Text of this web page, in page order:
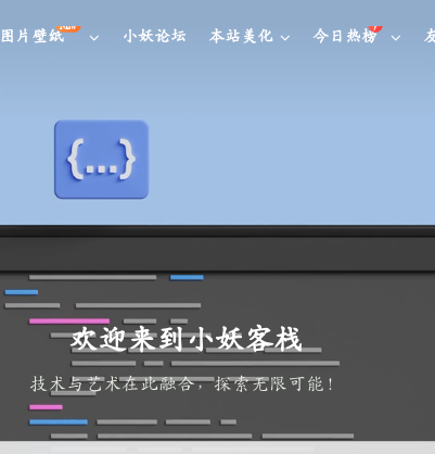
图片壁纸
NEW
小妖论坛 本站美化 今日热榜
欢迎来到小妖客栈
技术与艺术在此